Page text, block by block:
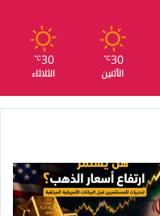
30
℃
الأثنين
30
℃
الثلاثاء